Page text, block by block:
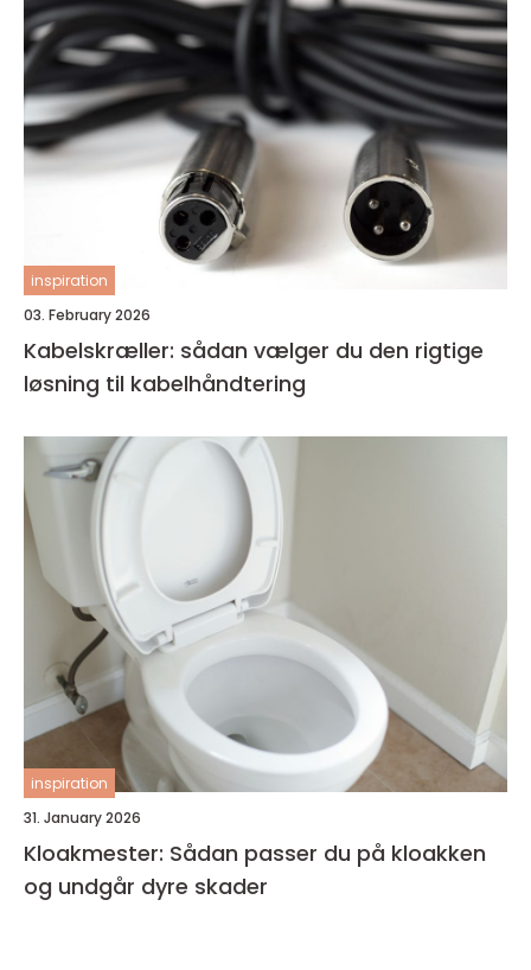
inspiration
03. February 2026
Kabelskræller: sådan vælger du den rigtige
løsning til kabelhåndtering
inspiration
31. January 2026
Kloakmester: Sådan passer du på kloakken
og undgår dyre skader